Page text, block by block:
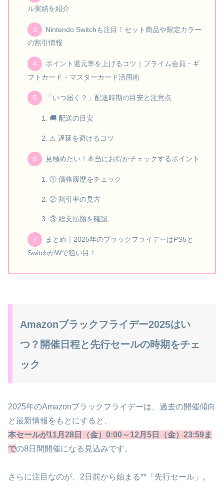
ル実績を紹介
Nintendo Switchも注目！セット商品や限定カラー
の割引情報
ポイント還元率を上げるコツ｜プライム会員・ギ
フトカード・マスターカード活用術
「いつ届く？」配送時期の目安と注意点
🚚 配送の目安
⚠ 遅延を避けるコツ
見極めたい！本当にお得かチェックするポイント
① 価格履歴をチェック
② 割引率の見方
③ 総支払額を確認
まとめ｜2025年のブラックフライデーはPS5と
SwitchがWで狙い目！
Amazonブラックフライデー2025はい
つ？開催日程と先行セールの時期をチェ
ック
2025年のAmazonブラックフライデーは、過去の開催傾向
と最新情報をもとにすると、
本セールが11月28日（金）0:00～12月5日（金）23:59ま
での8日間開催になる見込みです。
さらに注目なのが、2日前から始まる**「先行セール」。